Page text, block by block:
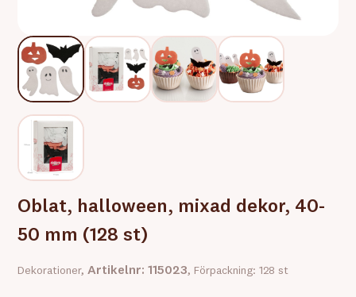
Oblat, halloween, mixad dekor, 40-
50 mm (128 st)
Dekorationer,Artikelnr: 115023, Förpackning: 128 st